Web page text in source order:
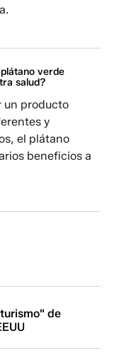
verde
salud?
un producto
y
el plátano
beneficios a
de